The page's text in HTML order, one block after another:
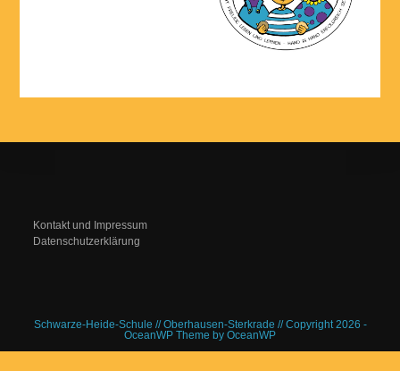
Kontakt und Impressum
Datenschutzerklärung
Schwarze-Heide-Schule // Oberhausen-Sterkrade // Copyright 2026 -
OceanWP Theme by OceanWP